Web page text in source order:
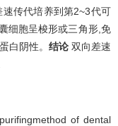
传代培养到第2~3代可
细胞呈梭形或三角形,免
白阴性。 结论 双向差速
of dental